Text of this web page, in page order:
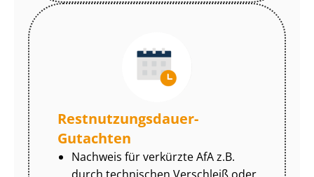
Rest­nut­zungs­dau­er-
Gutachten
Nachweis für verkürzte AfA z.B.